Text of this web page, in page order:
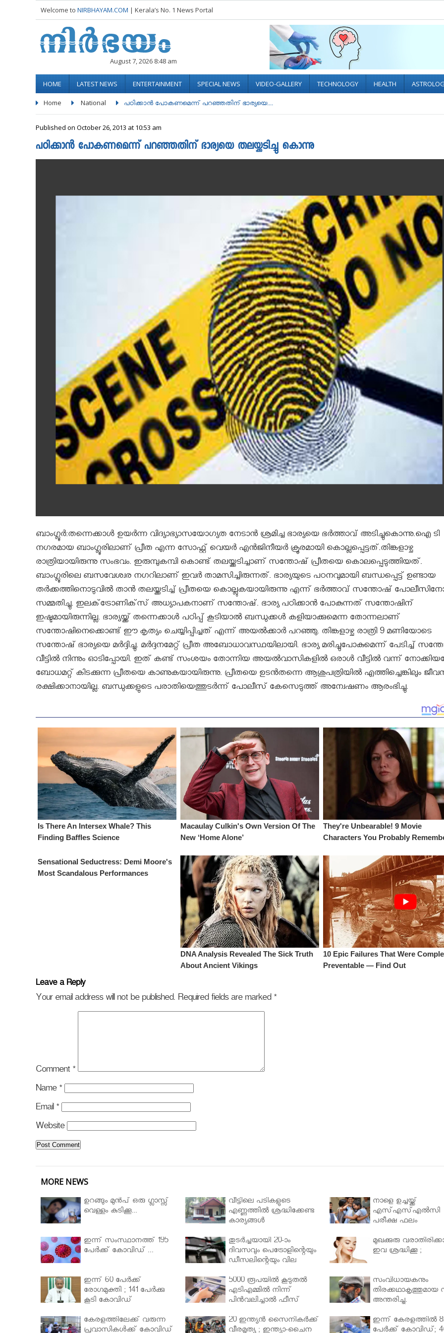
Welcome to NIRBHAYAM.COM | Kerala’s No. 1 News Portal
August 7, 2026 8:48 am
HOME LATEST NEWS ENTERTAINMENT SPECIAL NEWS VIDEO-GALLERY TECHNOLOGY HEALTH
Home National പഠിക്കാന്‍ പോകണമെന്ന് പറഞ്ഞതിന് ഭാര്യയെ....
Published on October 26, 2013 at 10:53 am
പഠിക്കാന്‍ പോകണമെന്ന് പറഞ്ഞതിന് ഭാര്യയെ തലയ്ക്കടിച്ചു കൊന്നു
ബാംഗ്ലൂര്‍:തന്നെക്കാള്‍ ഉയര്‍ന്ന വിദ്യാഭ്യാസയോഗ്യത നേടാന്‍ ശ്രമിച്ച ഭാര്യയെ ഭര്‍ത്താവ്‌ അടിച്ചുകൊന്നു.ഐ ടി
നഗരമായ ബാംഗ്ലൂരിലാണ് പ്രീത എന്ന സോഫ്റ്റ് വെയര്‍ എന്‍ജിനീയര്‍ ക്രൂരമായി കൊല്ലപ്പെട്ടത്.തിങ്കളാഴ്ച
രാത്രിയായിരുന്നു സംഭവം. ഇരുമ്പുകമ്പി കൊണ്ട് തലയ്ക്കടിച്ചാണ് സന്തോഷ് പ്രീതയെ കൊലപ്പെടുത്തിയത്.
ബാംഗ്ലൂരിലെ ബസവേശ്വര നഗറിലാണ് ഇവര്‍ താമസിച്ചിരുന്നത്. ഭാര്യയുടെ പഠനവുമായി ബന്ധപ്പെട്ട് ഉണ്ടായ
തര്‍ക്കത്തിനൊടുവില്‍ താന്‍ തലയ്ക്കടിച്ച് പ്രീതയെ കൊല്ലുകയായിരുന്നു എന്ന് ഭര്‍ത്താവ് സന്തോഷ്
സമ്മതിച്ചു. ഇലക്‌ട്രോണിക്‌സ് അധ്യാപകനാണ് സന്തോഷ്. ഭാര്യ പഠിക്കാന്‍ പോകുന്നത് സന്തോഷിന്
ഇഷ്ടമായിരുന്നില്ല. ഭാര്യയ്ക്ക് തന്നെക്കാള്‍ പഠിപ്പ് കൂടിയാല്‍ ബന്ധുക്കള്‍ കളിയാക്കുമെന്ന തോന്നലാണ്
സന്തോഷിനെക്കൊണ്ട് ഈ കൃത്യം ചെയ്യിപ്പിച്ചത് എന്ന് അയല്‍ക്കാര്‍ പറഞ്ഞു. തിങ്കളാഴ്ച രാത്രി 9 മണിയോടെ
സന്തോഷ് ഭാര്യയെ മര്‍ദ്ദിച്ചു. മര്‍ദ്ദനമേറ്റ് പ്രീത അബോധാവസ്ഥയിലായി. ഭാര്യ മരിച്ചുപോകുമെന്ന് പേടിച്ച്
വീട്ടില്‍ നിന്നും ഓടിപ്പോയി. ഇത് കണ്ട് സംശയം തോന്നിയ അയല്‍വാസികളില്‍ ഒരാള്‍ വീട്ടില്‍ വന്ന്
ബോധമറ്റ് കിടക്കുന്ന പ്രീതയെ കാണുകയായിരുന്നു. പ്രീതയെ ഉടന്‍തന്നെ ആശുപത്രിയില്‍ എത്തിച്ചെങ്കിലും
രക്ഷിക്കാനായില്ല. ബന്ധുക്കളുടെ പരാതിയെത്തുടര്‍ന്ന് പോലീസ് കേസെടുത്ത് അന്വേഷണം ആരംഭിച്ചു.
Leave a Reply
Your email address will not be published. Required fields are marked *
Comment *
Name *
Email *
Website
MORE NEWS
ഉറങ്ങും മുന്‍പ് ഒരു ഗ്ലാസ്സ്
വെള്ളം കുടിക്കൂ...
വീട്ടിലെ പടികളുടെ
എണ്ണത്തിൽ ശ്രദ്ധിക്കേണ്ട
കാര്യങ്ങൾ
നാളെ ഉച്ചയ്ക്ക്
എസ്എസ്എല്‍സി
പരീക്ഷ ഫലം
ഇന്ന് സംസ്ഥാനത്ത് 195
പേര്‍ക്ക് കോവിഡ് ...
തുടർച്ചയായി 20-ാം
ദിവസവും പെട്രോളിന്റെയും
ഡീസലിന്റെയും വില
മുഖക്കുരു
ഇവ ശ്രദ്ധിക്കൂ ;
ഇന്ന് 60 പേർക്ക്
രോഗമുക്തി ; 141 പേര്‍ക്കു
കൂടി കോവിഡ്
5000 രൂപയിൽ കൂടുതൽ
എടിഎമ്മിൽ നിന്ന്
പിൻവലിച്ചാൽ ഫീസ്
സംവിധായകനും
തിരക്കഥാകൃത്തുമായ
അന്തരിച്ചു.
കേരളത്തിലേക്ക് വരുന്ന
20 ഇന്ത്യൻ സൈനികർക്ക്
ഇന്ന് കേരളത്തിൽ